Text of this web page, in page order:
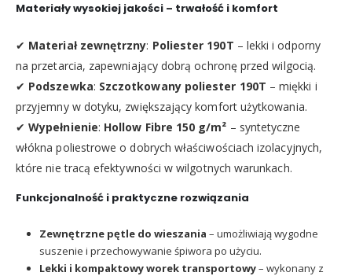
Materiały wysokiej jakości – trwałość i komfort
✔ Materiał zewnętrzny: Poliester 190T – lekki i odporny
na przetarcia, zapewniający dobrą ochronę przed wilgocią.
✔ Podszewka: Szczotkowany poliester 190T – miękki i
przyjemny w dotyku, zwiększający komfort użytkowania.
✔Wypełnienie: Hollow Fibre 150 g/m² – syntetyczne
włókna poliestrowe o dobrych właściwościach izolacyjnych,
które nie tracą efektywności w wilgotnych warunkach.
Funkcjonalność i praktyczne rozwiązania
Zewnętrzne pętle do wieszania – umożliwiają wygodne
suszenie i przechowywanie śpiwora po użyciu.
Lekki i kompaktowy worek transportowy– wykonany z